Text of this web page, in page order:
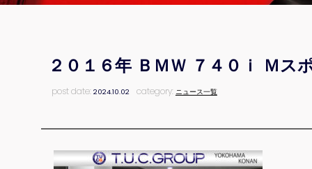
２０１６年 ＢＭＷ ７４０ｉ Ｍ
post date:2024.10.02 category: ニュース一覧